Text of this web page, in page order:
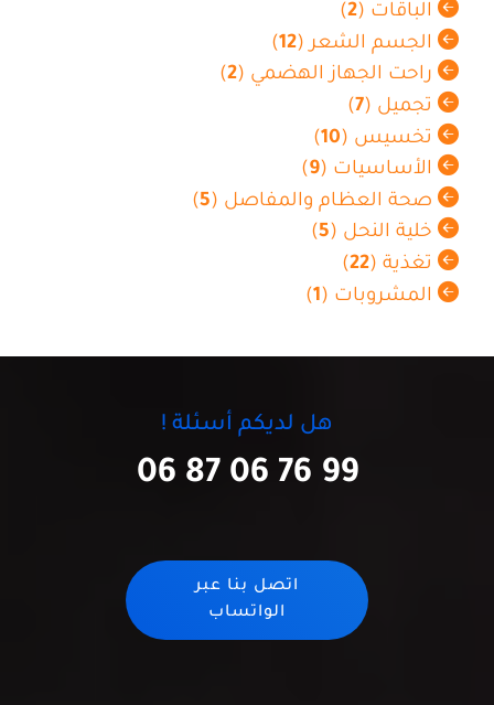
الباقات (2
)
الجسم الشعر (12
)
راحت الجهاز الهضمي (2
)
تجميل (7
)
تخسيس (10
)
الأساسيات (9
)
صحة العظام والمفاصل (5
)
خلية النحل (5
)
تغذية (22
)
المشروبات (1
)
هل لديكم أسئلة !
06 87 06 76 99
اتصل بنا عبر
الواتساب